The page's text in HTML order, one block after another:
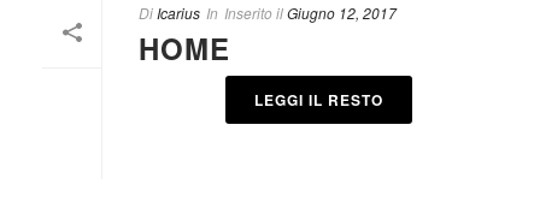
Di Icarius In Inserito ilGiugno 12, 2017
HOME
LEGGI IL RESTO